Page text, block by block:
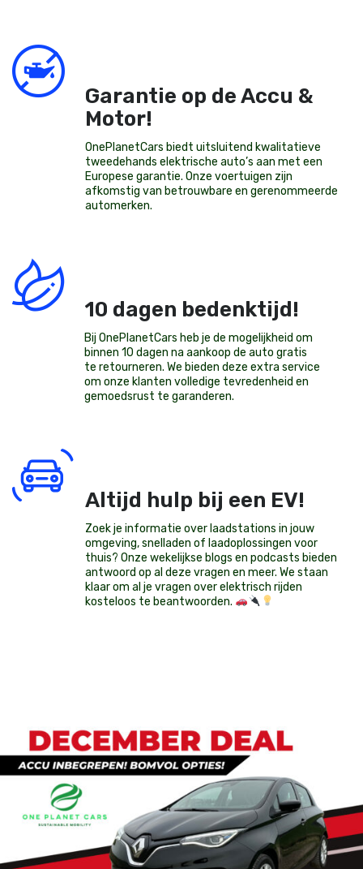
Garantie op de Accu &
Motor!
OnePlanetCars biedt uitsluitend kwalitatieve
tweedehands elektrische auto’s aan met een
Europese garantie. Onze voertuigen zijn
afkomstig van betrouwbare en gerenommeerde
automerken.
10 dagen bedenktijd!
Bij OnePlanetCars heb je de mogelijkheid om
binnen 10 dagen na aankoop de auto gratis
te retourneren. We bieden deze extra service
om onze klanten volledige tevredenheid en
gemoedsrust te garanderen.
Altijd hulp bij een EV!
Zoek je informatie over laadstations in jouw
omgeving, snelladen of laadoplossingen voor
thuis? Onze wekelijkse blogs en podcasts bieden
antwoord op al deze vragen en meer. We staan
klaar om al je vragen over elektrisch rijden
kosteloos te beantwoorden.